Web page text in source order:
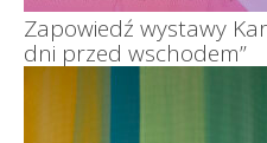
Zapowiedź wystawy
dni przed wschodem”